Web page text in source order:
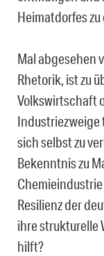
Heimatdorfes
Mal abgesehen
Rhetorik, ist zu
Volkswirtschaft
sich selbst zu
Bekenntnis zu
Resilienz der
ihre strukturelle
hilft?